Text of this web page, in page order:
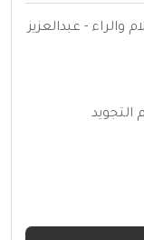
والراء - عبدالعزيز
التجويد